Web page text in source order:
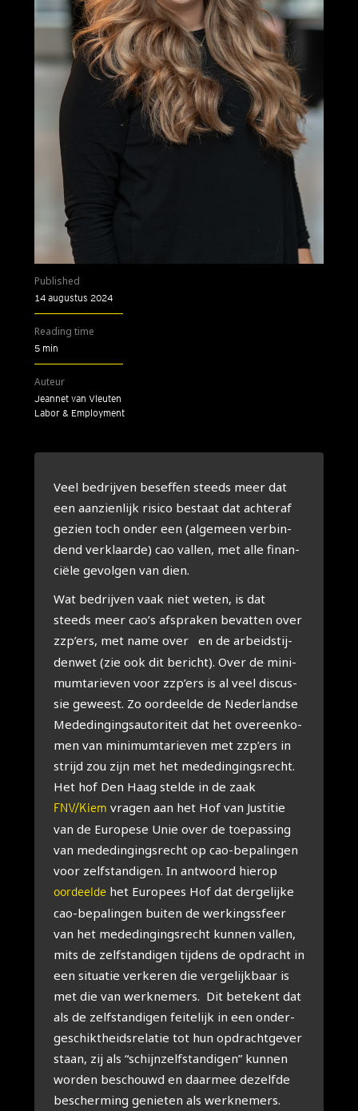
Published
14 augustus 2024
Reading time
5 min
Auteur
Jeannet van Vleuten
Labor & Employment
Veel bedrij­ven besef­fen steeds meer dat
een aan­zien­lijk risi­co bestaat dat ach­ter­af
gezien toch onder een (alge­meen ver­bin­
dend ver­klaar­de) cao val­len, met alle finan­
ci­ë­le gevol­gen van dien.
Wat bedrij­ven vaak niet weten, is dat
steeds meer cao’s afspra­ken bevat­ten over
zzp’ers, met name over en de arbeids­tij­
den­wet (zie ook dit bericht). Over de mini­
mum­ta­rie­ven voor zzp’ers is al veel dis­cus­
sie geweest. Zo oor­deel­de de Neder­land­se
Mede­din­gings­au­to­ri­teit dat het over­een­ko­
men van mini­mum­ta­rie­ven met zzp’ers in
strijd zou zijn met het mede­din­gings­recht.
Het hof Den Haag stel­de in de zaak
FNV/Kiem vra­gen aan het Hof van Jus­ti­tie
van de Euro­pe­se Unie over de toe­pas­sing
van mede­din­gings­recht op cao-bepa­lin­gen
voor zelf­stan­di­gen. In ant­woord hier­op
oordeelde het Euro­pees Hof dat der­ge­lij­ke
cao-bepa­lin­gen bui­ten de wer­kings­sfeer
van het mede­din­gings­recht kun­nen val­len,
mits de zelf­stan­di­gen tij­dens de opdracht in
een situ­a­tie ver­ke­ren die ver­ge­lijk­baar is
met die van werk­ne­mers. Dit bete­kent dat
als de zelf­stan­di­gen fei­te­lijk in een onder­
ge­schikt­heids­re­la­tie tot hun opdracht­ge­ver
staan, zij als “schijn­zelf­stan­di­gen” kun­nen
wor­den beschouwd en daar­mee dezelf­de
bescher­ming genie­ten als werk­ne­mers.